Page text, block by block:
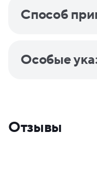
Способ
Особые
Отзывы